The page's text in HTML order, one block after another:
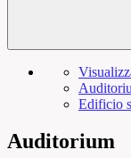
Edificio
Auditorium